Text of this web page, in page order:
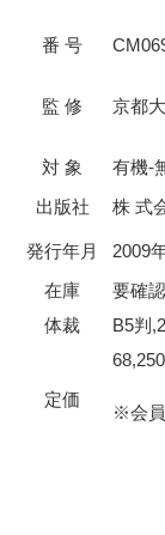
番 号
監 修 京都
対 象
有機-
出版社
株 式
発行年月
2009
在庫
要確認
体裁
B5判
定価
※会